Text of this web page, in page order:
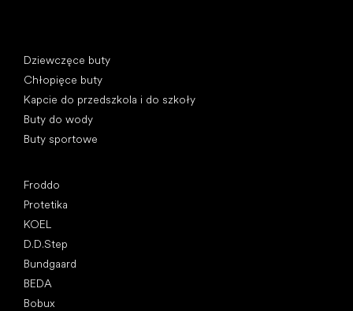
Dziewczęce buty
Chłopięce buty
Kapcie do przedszkola i do szkoły
Buty do wody
Buty sportowe
Froddo
Protetika
KOEL
D.D.Step
Bundgaard
BEDA
Bobux